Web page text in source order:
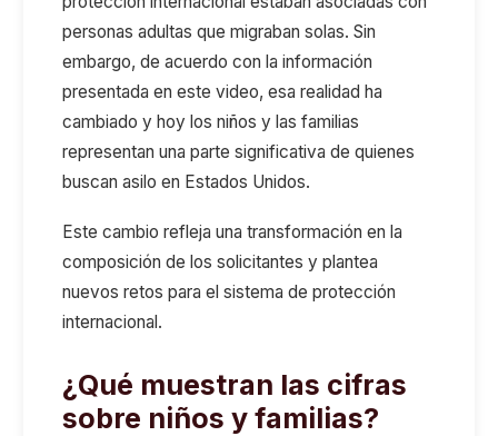
personas adultas que migraban solas. Sin
embargo, de acuerdo con la información
presentada en este video, esa realidad ha
cambiado y hoy los niños y las familias
representan una parte significativa de quienes
buscan asilo en Estados Unidos.
Este cambio refleja una transformación en la
composición de los solicitantes y plantea
nuevos retos para el sistema de protección
internacional.
¿Qué muestran las cifras
sobre niños y familias?